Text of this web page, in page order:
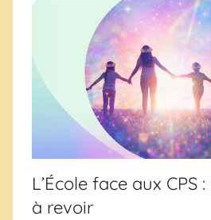
L’École face aux CPS
à revoir